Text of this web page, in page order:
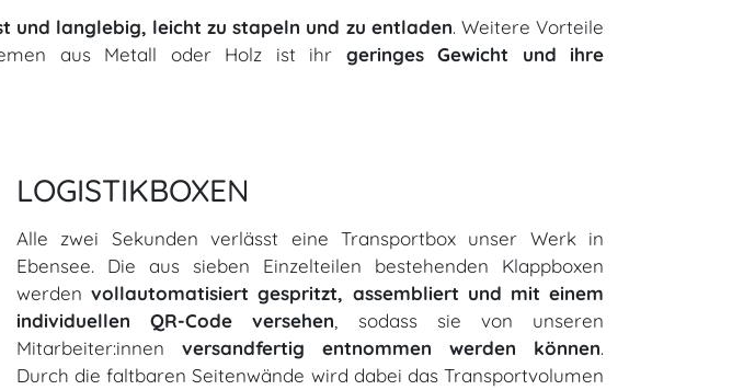
und langlebig, leicht zu stapeln und zu entladen. Weitere Vorteile
aus Metall oder Holz ist ihr geringes Gewicht und ihre
LOGISTIKBOXEN
Alle zwei Sekunden verlässt eine Transportbox unser Werk in
Ebensee. Die aus sieben Einzelteilen bestehenden Klappboxen
werdenvollautomatisiert gespritzt, assembliert und mit einem
individuellen QR-Code versehen , sodass sie von unseren
Mitarbeiter:innen versandfertig entnommen werden können.
Durch die faltbaren Seitenwände wird dabei das Transportvolumen